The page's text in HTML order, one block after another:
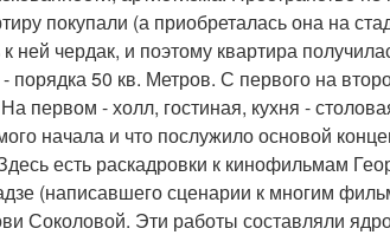
покупали (а приобреталась она на
ней чердак, и поэтому квартира
порядка 50 кв. Метров. С первого на
первом - холл, гостиная, кухня -
начала и что послужило основой
есть раскадровки к кинофильмам
(написавшего сценарии к многим
Соколовой. Эти работы составляли